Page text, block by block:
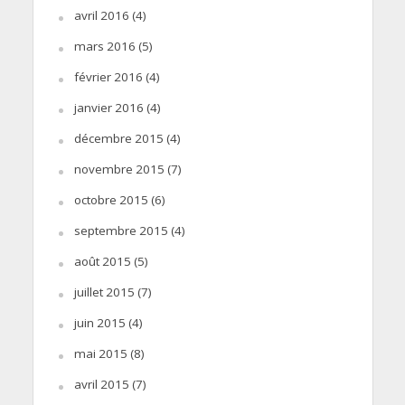
avril 2016 (4)
mars 2016 (5)
février 2016 (4)
janvier 2016 (4)
décembre 2015 (4)
novembre 2015 (7)
octobre 2015 (6)
septembre 2015 (4)
août 2015 (5)
juillet 2015 (7)
juin 2015 (4)
mai 2015 (8)
avril 2015 (7)